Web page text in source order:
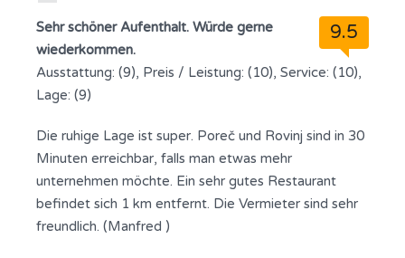
9.5
Sehr schöner Aufenthalt. Würde gerne
wiederkommen.
Ausstattung: (9), Preis / Leistung: (10), Service: (10),
Lage: (9)
Die ruhige Lage ist super. Poreč und Rovinj sind in 30
Minuten erreichbar, falls man etwas mehr
unternehmen möchte. Ein sehr gutes Restaurant
befindet sich 1 km entfernt. Die Vermieter sind sehr
freundlich. (Manfred )